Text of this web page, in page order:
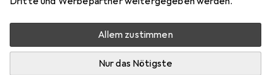
Allem zustimmen
Nur das Nötigste
SommerMarco
vor 6 Jahren
hat dieses Produkt gekauft
+ Preis +Grösse +Leistung - Installation